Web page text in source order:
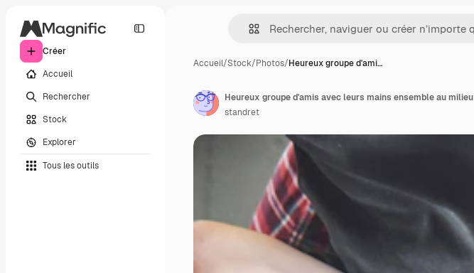
Créer
Accueil
Rechercher
Stock
Explorer
Tous les outils
Accueil/Stock/Photos/Heureux groupe d'ami…
Heureux groupe d'amis avec leurs mains ensemble au milieu
standret